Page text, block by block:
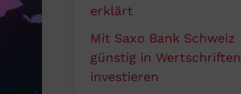
erklärt
Mit Saxo Bank Schweiz
günstig in Wertschriften
investieren